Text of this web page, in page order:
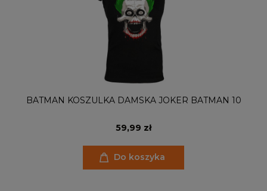
BATMAN KOSZULKA DAMSKA JOKER BATMAN 10
59,99 zł
Do koszyka